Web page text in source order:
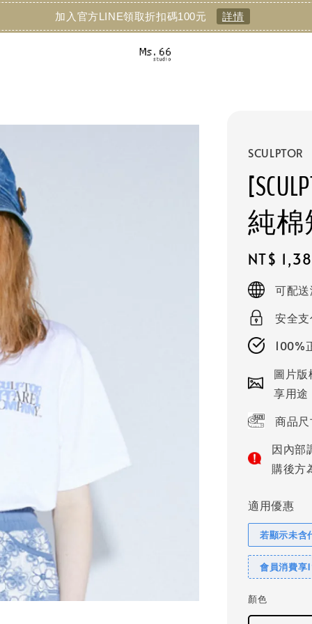
加入官方LINE領取折扣碼100元 詳情
SCULPTOR
純
Regular
price
NT$
可配
安全
100%
圖片
享用途
商品
因內部
購後方
適用優惠
若顯示未含
會員消費享
顏色